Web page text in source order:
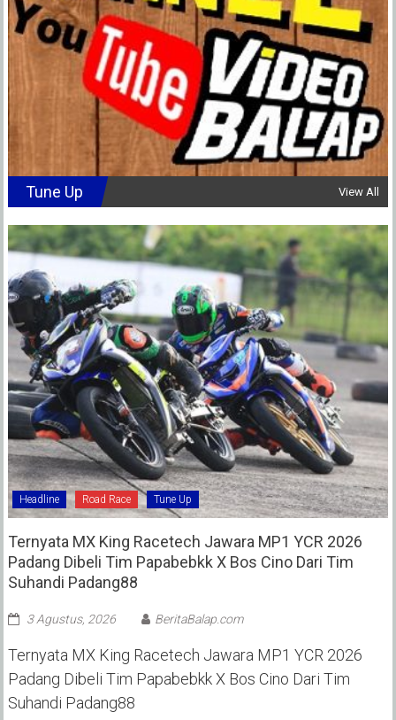
Tune Up View All
Headline Road Race Tune Up
Ternyata MX King Racetech Jawara MP1 YCR 2026
Padang Dibeli Tim Papabebkk X Bos Cino Dari Tim
Suhandi Padang88
3 Agustus, 2026 BeritaBalap.com
Ternyata MX King Racetech Jawara MP1 YCR 2026
Padang Dibeli Tim Papabebkk X Bos Cino Dari Tim
Suhandi Padang88